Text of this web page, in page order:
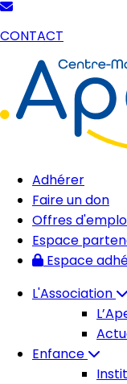
CONTACT
Adhérer
Faire un don
Offres
Espace
Espace
L'Association
Enfance